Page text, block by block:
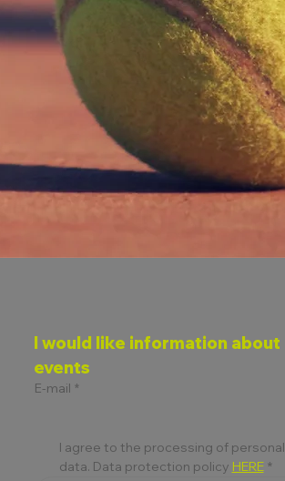
I would like information about
events
E-mail *
I agree to the processing of personal
data. Data protection policy HERE *